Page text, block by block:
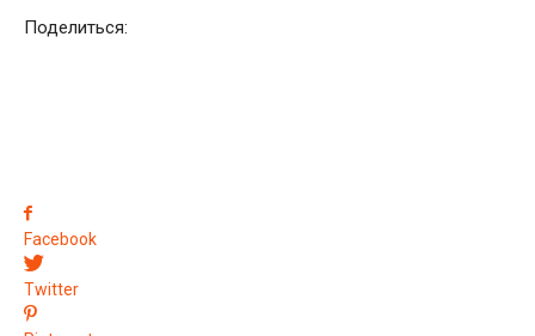
Поделиться:
Facebook
Twitter